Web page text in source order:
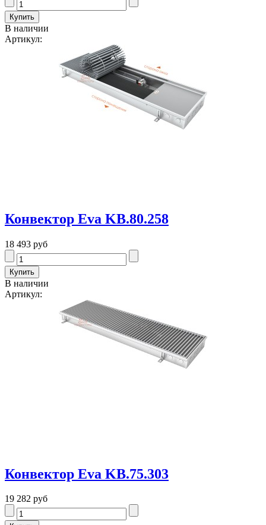
В наличии
Артикул:
Конвектор Eva KB.80.258
18 493 руб
В наличии
Артикул:
Конвектор Eva KB.75.303
19 282 руб